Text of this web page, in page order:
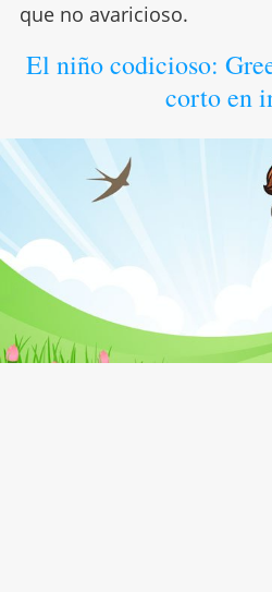
que no avaricioso.
El niño codicioso:
corto en